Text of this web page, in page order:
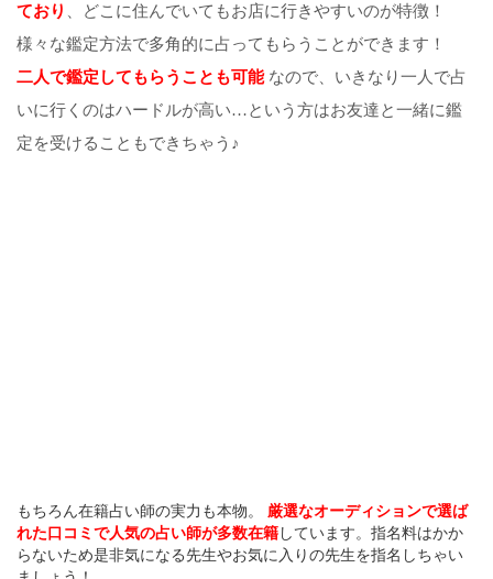
ており
、どこに住んでいてもお店に行きやすいのが特徴！
様々な鑑定方法で多角的に占ってもらうことができます！
二人で鑑定してもらうことも可能なので、いきなり一人で占
いに行くのはハードルが高い…という方はお友達と一緒に鑑
定を受けることもできちゃう♪
もちろん在籍占い師の実力も本物。
厳選なオーディションで選ば
れた口コミで人気の占い師が多数在籍 しています。指名料はかか
らないため是非気になる先生やお気に入りの先生を指名しちゃい